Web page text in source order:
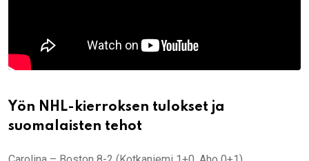
Yön NHL-kierroksen tulokset ja
suomalaisten tehot